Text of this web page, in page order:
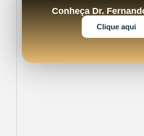
Conheça Dr.
Clique aqui